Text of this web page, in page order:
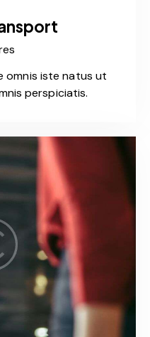
omnis iste natus ut
perspiciatis.